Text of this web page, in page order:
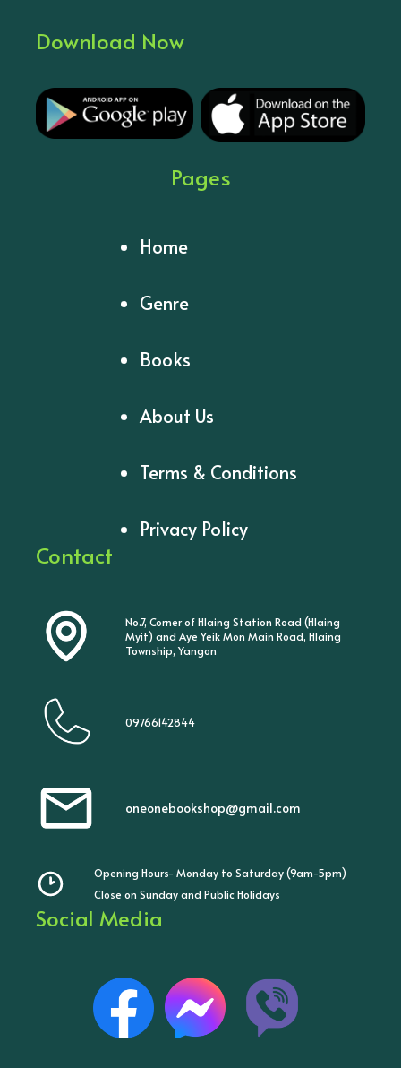
Download Now
Pages
Home
Genre
Books
About Us
Terms & Conditions
Privacy Policy
Contact
No.7, Corner of Hlaing Station Road (Hlaing
Myit) and Aye Yeik Mon Main Road, Hlaing
Township, Yangon
09766142844
oneonebookshop@gmail.com
Opening Hours- Monday to Saturday (9am-5pm)
Close on Sunday and Public Holidays
Social Media